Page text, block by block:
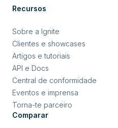
Recursos
Sobre a Ignite
Clientes e showcases
Artigos e tutoriais
API e Docs
Central de conformidade
Eventos e imprensa
Torna-te parceiro
Comparar